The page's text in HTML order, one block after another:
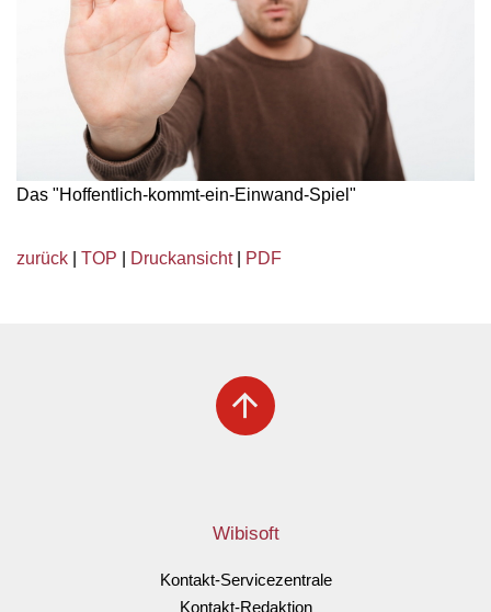
Das "Hoffentlich-kommt-ein-Einwand-Spiel"
zurück TOP Druckansicht| PDF
arrow_upward
Wibisoft
Kontakt-Servicezentrale
Kontakt-Redaktion